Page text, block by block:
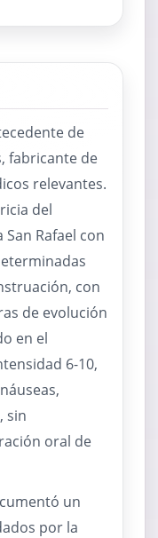
de
fabricante de
relevantes.
del
Rafael con
con
de evolución
en el
6-10,
sin
oral de
un
por la